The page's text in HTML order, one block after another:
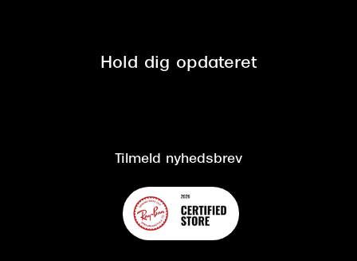
Cookiepolitik
Hold dig opdateret
Tilmeld nyhedsbrev